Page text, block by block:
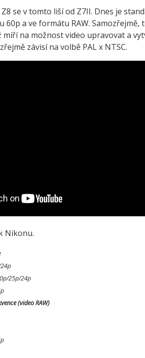
se v tomto liší od Z7II. Dnes je
60p a ve formátu RAW.
míří na možnost video upravovat a
závisí na volbě PAL x NTSC.
Nikonu.
25p/24p
(video RAW)